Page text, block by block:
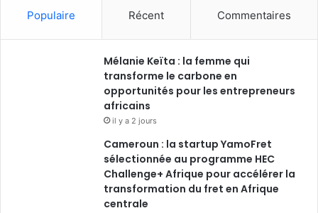
Populaire Récent Commentaires
Mélanie Keïta : la femme qui
transforme le carbone en
opportunités pour les entrepreneurs
africains
il y a 2 jours
Cameroun : la startup YamoFret
sélectionnée au programme HEC
Challenge+ Afrique pour accélérer la
transformation du fret en Afrique
centrale